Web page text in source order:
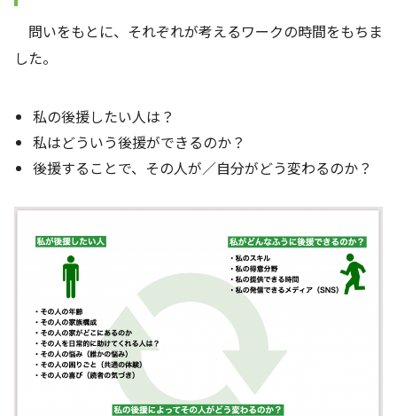
問いをもとに、それぞれが考えるワークの時間をもちま
した。
私の後援したい人は？
私はどういう後援ができるのか？
後援することで、その人が／自分がどう変わるのか？